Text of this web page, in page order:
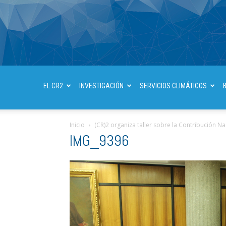
EL CR2 INVESTIGACIÓN SERVICIOS CLIMÁTICOS
Inicio (CR)2 organiza taller sobre la Contribución
IMG_9396